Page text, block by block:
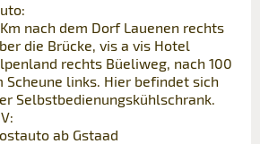
Km nach dem Dorf Lauenen rechts
die Brücke, vis a vis Hotel
rechts Büeliweg, nach 100
Scheune links. Hier befindet sich
Selbstbedienungskühlschrank.
ab Gstaad